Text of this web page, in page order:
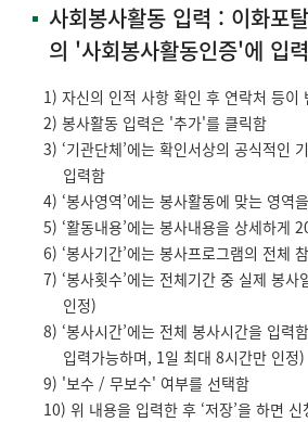
사회봉사활동 입력 : 이화포
의 '사회봉사활동인증'에 입력
1) 자신의 인적 사항 확인 후 연락처 등이
2) 봉사활동 입력은 '추가'를 클릭함
3) ‘기관단체’에는 확인서상의 공식적인
입력함
4) ‘봉사영역’에는 봉사활동에 맞는 영역
5) ‘활동내용’에는 봉사내용을 상세하게
6) ‘봉사기간’에는 봉사프로그램의 전체
7) ‘봉사횟수’에는 전체기간 중 실제 봉사
인정)
8) ‘봉사시간’에는 전체 봉사시간을 입력
입력가능하며, 1일 최대 8시간만 인정)
9) '보수 / 무보수' 여부를 선택함
10) 위 내용을 입력한 후 ‘저장’을 하면